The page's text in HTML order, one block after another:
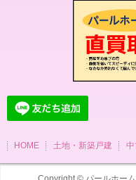
HOME 土地・新築戸建